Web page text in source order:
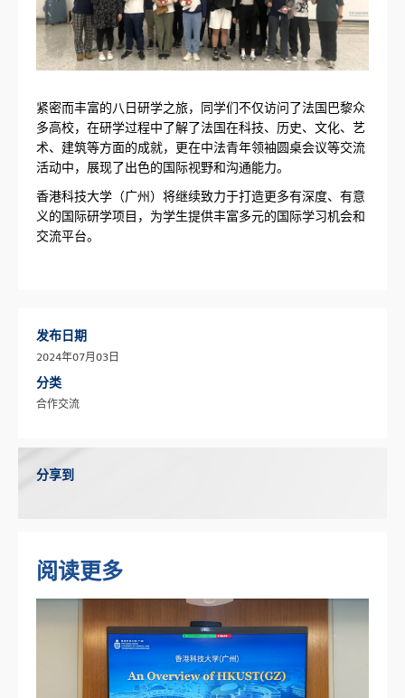
紧密而丰富的八日研学之旅，同学们不仅访问了法国巴黎众
多高校，在研学过程中了解了法国在科技、历史、文化、艺
术、建筑等方面的成就，更在中法青年领袖圆桌会议等交流
活动中，展现了出色的国际视野和沟通能力。
香港科技大学（广州）将继续致力于打造更多有深度、有意
义的国际研学项目，为学生提供丰富多元的国际学习机会和
交流平台。
发布日期
2024年07月03日
分类
合作交流
分享到
阅读更多